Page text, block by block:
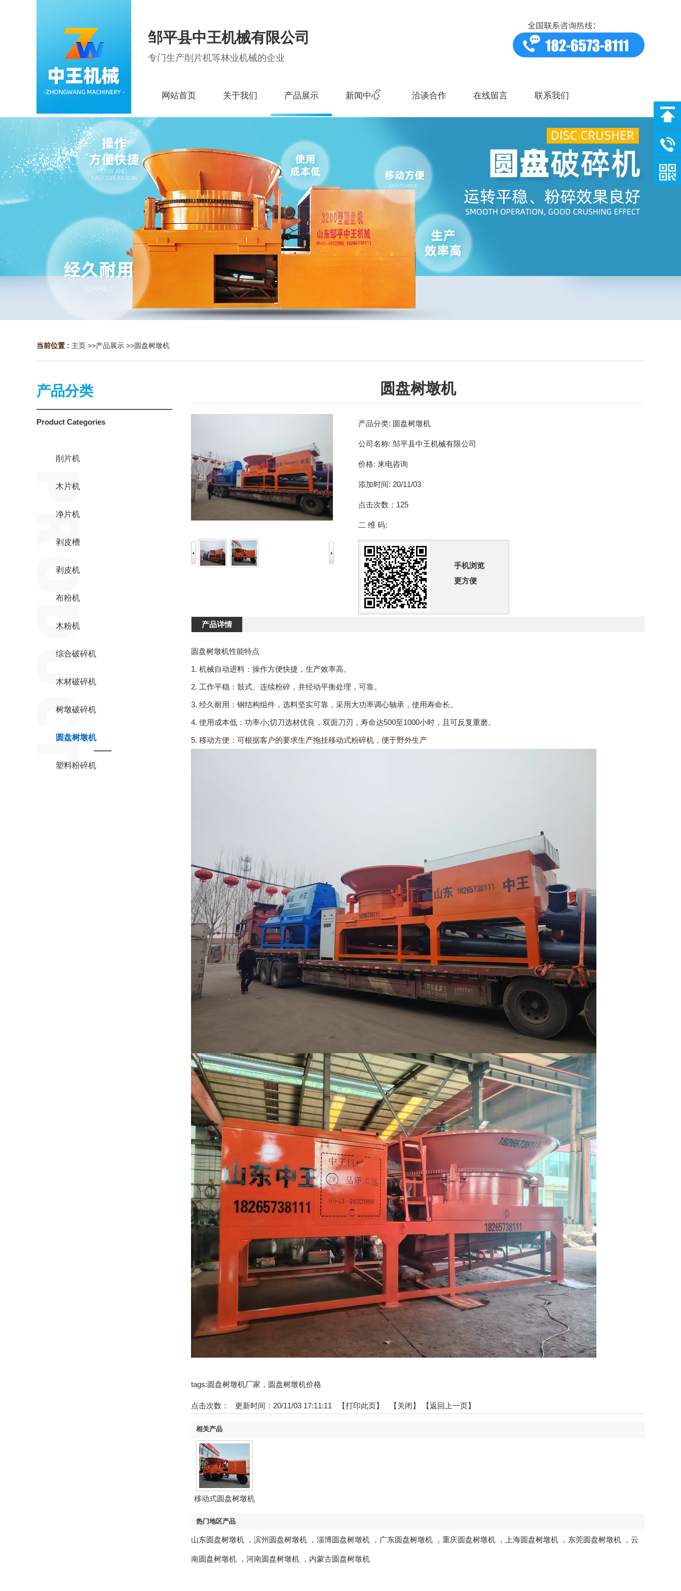
邹平县中王机械有限公司
专门生产削片机等林业机械的企业
网站首页 关于我们 产品展示 新闻中心 洽谈合作 在线留言 联系我们
当前位置 : 主页 >>产品展示 >>圆盘树墩机
产品分类
Product Categories
削片机
木片机
净片机
剥皮槽
剥皮机
布粉机
木粉机
综合破碎机
木材破碎机
树墩破碎机
圆盘树墩机
塑料粉碎机
圆盘树墩机
产品分类: 圆盘树墩机
公司名称: 邹平县中王机械有限公司
价格: 来电咨询
添加时间: 20/11/03
点击次数： 125
二 维 码:
手机浏览
更方便
产品详情
圆盘树墩机性能特点
1. 机械自动进料：操作方便快捷，生产效率高。
2. 工作平稳：鼓式、连续粉碎，并经动平衡处理，可靠。
3. 经久耐用：钢结构组件，选料坚实可靠，采用大功率调心轴承，使用寿命长。
4. 使用成本低：功率小;切刀选材优良，双面刀刃，寿命达500至1000小时，且可反复重磨。
5. 移动方便：可根据客户的要求生产拖挂移动式粉碎机，便于野外生产
tags:圆盘树墩机厂家，圆盘树墩机价格
点击次数： 更新时间：20/11/03 17:11:11 【打印此页】 【关闭】 【返回上一页】
相关产品
移动式圆盘树墩机
热门地区产品
山东圆盘树墩机 ， 滨州圆盘树墩机 ， 淄博圆盘树墩机 ， 广东圆盘树墩机 ， 重庆圆盘树墩机 ， 上海圆盘树墩机 ， 东莞圆盘树墩机 ， 云
南圆盘树墩机 ， 河南圆盘树墩机 ， 内蒙古圆盘树墩机